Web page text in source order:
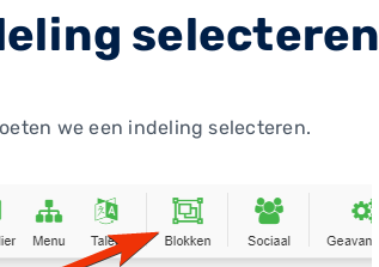
selecteren
we een indeling selecteren.